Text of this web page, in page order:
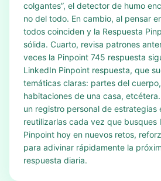
colgantes”, el detector de humo
no del todo. En cambio, al pensar
todos coinciden y la Respuesta
sólida. Cuarto, revisa patrones
veces la Pinpoint 745 respuesta
LinkedIn Pinpoint respuesta, que
temáticas claras: partes del
habitaciones de una casa,
un registro personal de estrategias
reutilizarlas cada vez que busques
Pinpoint hoy en nuevos retos,
para adivinar rápidamente la
respuesta diaria.